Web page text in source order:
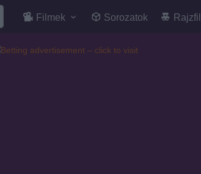
Filmek Sorozatok